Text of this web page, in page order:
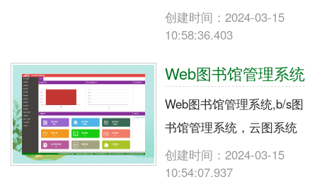
创建时间：2024-03-15
10:58:36.403
Web图书馆管理系统
Web图书馆管理系统,b/s图
书馆管理系统，云图系统
创建时间：2024-03-15
10:54:07.937